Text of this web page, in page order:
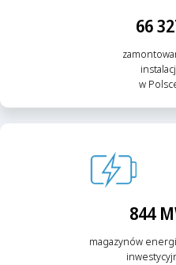
66
w
844
magazynów